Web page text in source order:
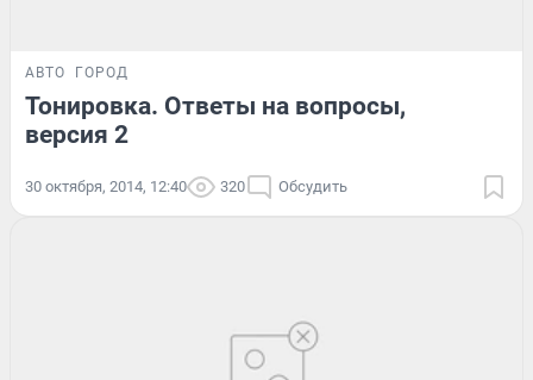
АВТО ГОРОД
Тонировка. Ответы на вопросы,
версия 2
30 октября, 2014, 12:40 320 Обсудить